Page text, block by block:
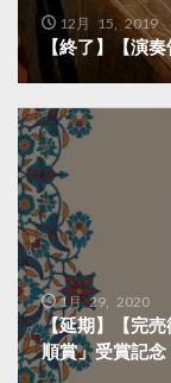
12月 15, 2019
【終了】【演
1月 29, 2020
【延期】【完
順賞」受賞記